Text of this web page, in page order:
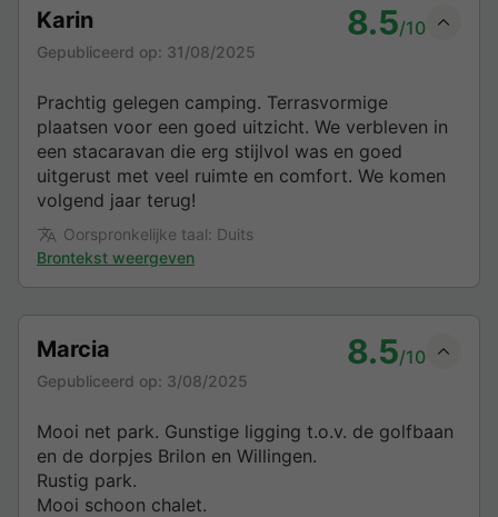
Karin 8.5/10
Gepubliceerd op: 31/08/2025
Prachtig gelegen camping. Terrasvormige
plaatsen voor een goed uitzicht. We verbleven in
een stacaravan die erg stijlvol was en goed
uitgerust met veel ruimte en comfort. We komen
volgend jaar terug!
Oorspronkelijke taal: Duits
Brontekst weergeven
Marcia 8.5/10
Gepubliceerd op: 3/08/2025
Mooi net park. Gunstige ligging t.o.v. de golfbaan
en de dorpjes Brilon en Willingen.
Rustig park.
Mooi schoon chalet.